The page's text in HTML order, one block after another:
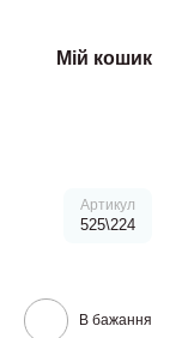
Мій кошик
Артикул
525\224
В бажання